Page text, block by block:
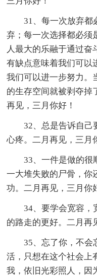
31、每一次放弃都
弃；每一次选择都必须
人最大的乐融于通过奋
有缺点意味着我们可以
我们可以进一步努力。
的生存空间就被剥夺掉
再见，三月你好！
32、总是告诉自己
心疼。二月再见，三月
33、一件是做的很
一大堆失败的尸骨，你
功。二月再见，三月你
34、要学会宽容，
的路走的更好。二月再
35、忘了你，不会
活，只想在这个社会上
我，依旧光彩照人，因